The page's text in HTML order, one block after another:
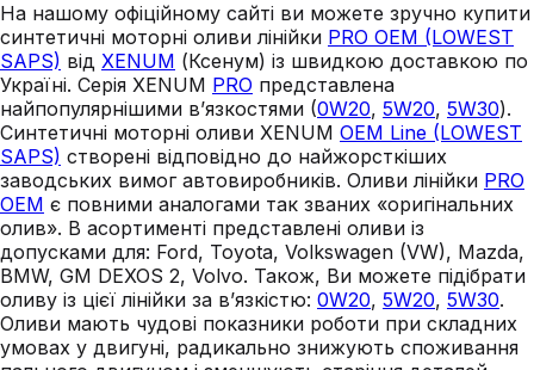
На нашому офіційному сайті ви можете зручно купити
синтетичні моторні оливи лінійки PRO OEM (LOWEST
SAPS) від XENUM (Ксенум) із швидкою доставкою по
Україні. Серія XENUM PRO представлена
найпопулярнішими в’язкостями (0W20, 5W20, 5W30).
Синтетичні моторні оливи XENUM OEM Line (LOWEST
SAPS) створені відповідно до найжорсткіших
заводських вимог автовиробників. Оливи лінійки PRO
OEM є повними аналогами так званих «оригінальних
олив». В асортименті представлені оливи із
допусками для: Ford, Toyota, Volkswagen (VW), Mazda,
BMW, GM DEXOS 2, Volvo. Також, Ви можете підібрати
оливу із цієї лінійки за в’язкістю: 0W20, 5W20, 5W30.
Оливи мають чудові показники роботи при складних
умовах у двигуні, радикально знижують споживання